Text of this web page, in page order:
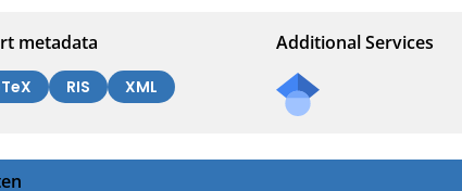
metadata
RIS XML
Additional Services